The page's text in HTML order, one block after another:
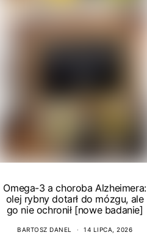
Omega-3 a choroba Alzheimera:
olej rybny dotarł do mózgu, ale
go nie ochronił [nowe badanie]
BARTOSZ DANEL 14 LIPCA, 2026